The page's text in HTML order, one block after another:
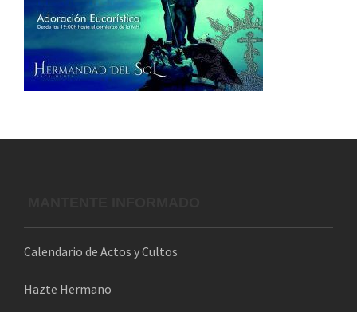
Calendario de Actos y Cultos
Hazte Hermano